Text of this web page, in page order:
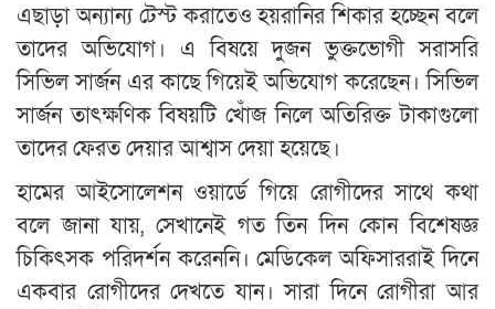
এছাড়া অন্যান্য টেস্ট করাতেও হয়রানির শিকার হচ্ছেন বলে
তাদের অভিযোগ। এ বিষয়ে দুজন ভুক্তভোগী সরাসরি
সিভিল সার্জন এর কাছে গিয়েই অভিযোগ করেছেন। সিভিল
সার্জন তাৎক্ষণিক বিষয়টি খোঁজ নিলে অতিরিক্ত টাকাগুলো
তাদের ফেরত দেয়ার আশ্বাস দেয়া হয়েছে।
হামের আইসোলেশন ওয়ার্ডে গিয়ে রোগীদের সাথে কথা
বলে জানা যায়, সেখানেই গত তিন দিন কোন বিশেষজ্ঞ
চিকিৎসক পরিদর্শন করেননি। মেডিকেল অফিসাররাই দিনে
একবার রোগীদের দেখতে যান। সারা দিনে রোগীরা আর